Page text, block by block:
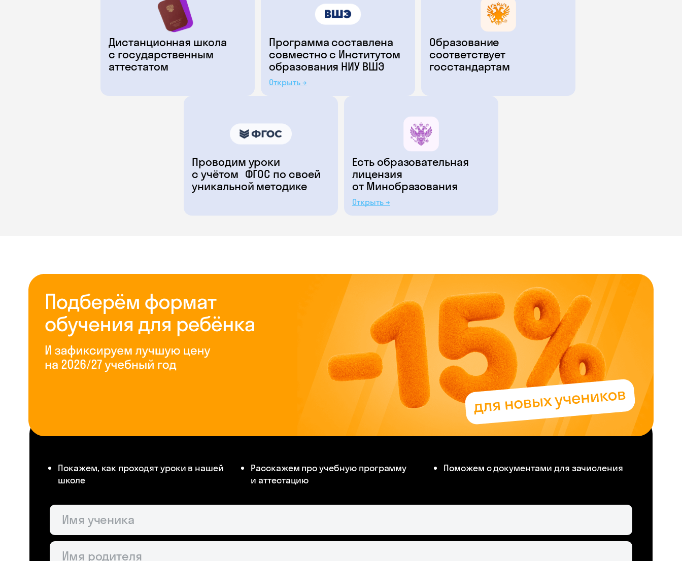
Дистанционная школа
с государственным
аттестатом
Программа составлена
совместно с Институтом
образования НИУ ВШЭ
Открыть →
Образование
соответствует
госстандартам
Проводим уроки
с учётом ФГОС по своей
уникальной методике
Есть образовательная
лицензия
от Минобразования
Открыть →
Покажем, как проходят уроки в нашей
школе
Расскажем про учебную программу
и аттестацию
Поможем с документами для зачисления